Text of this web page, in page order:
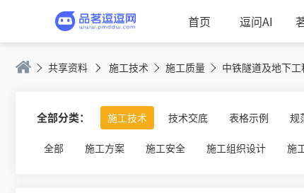
首页 逗问AI
共享资料 施工技术 施工质量 中铁隧道及地下
全部分类： 施工技术 技术交底 表格示例 规
全部 施工方案 施工安全 施工组织设计 施